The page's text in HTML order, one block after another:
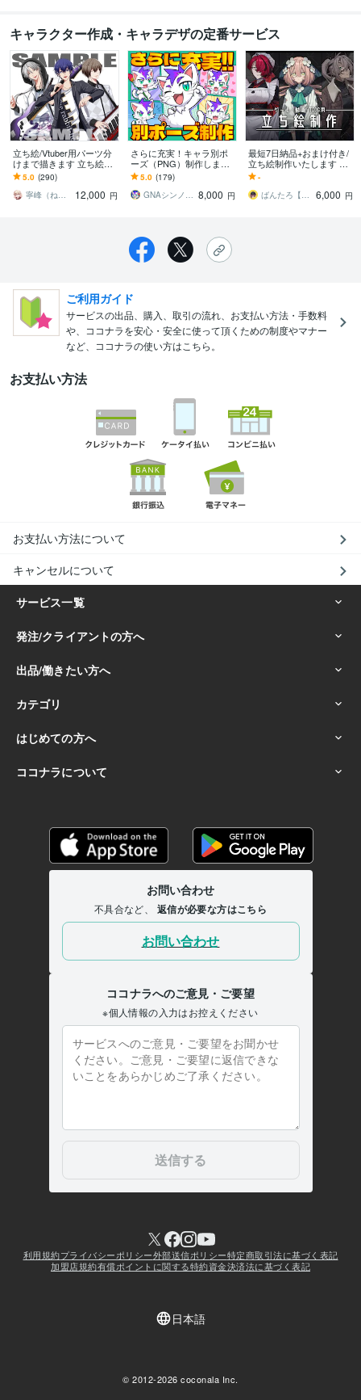
キャラクター作成・キャラデザの定番サービス
立ち絵/Vtuber用パーツ分
けまで描きます 立ち絵・
三面図・Live2D用・IRIAM
用・ミニキャラも可
5.0 (290)
寧峰（ねね）
12,000 円
さらに充実！キャラ別ポ
ーズ（PNG）制作します
キャラの新しいポーズが
欲しい方、生き生きとし
た絵が欲しい方
5.0 (179)
GNAシンノスケ 8,000 円
最短7日納品+おまけ付き/
立ち絵制作いたします TR
PG/動画/ゲームに使え
る！表情差分２種のおま
け付き
-
ばんたろ【ご依頼受付中】
6,000 円
ご利用ガイド
サービスの出品、購入、取引の流れ、お支払い方法・手数料
や、ココナラを安心・安全に使って頂くための制度やマナー
など、ココナラの使い方はこちら。
お支払い方法
お支払い方法について
キャンセルについて